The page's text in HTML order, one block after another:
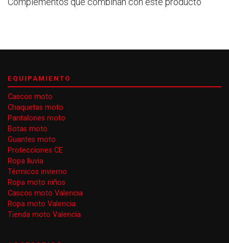
EQUIPAMIENTO
Cascos moto
Chaquetas moto
Pantalones moto
Botas moto
Guantes moto
Protecciones CE
Ropa lluvia
Térmicos invierno
Ropa moto niños
Cascos moto Valencia
Ropa moto Valencia
Tienda moto Valencia